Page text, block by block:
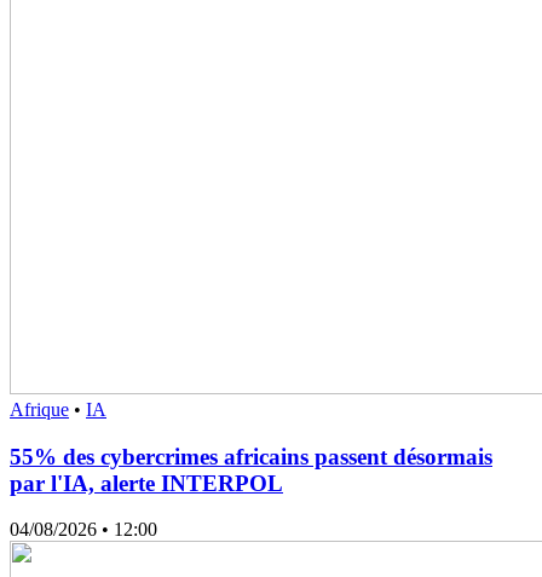
Afrique • IA
55% des cybercrimes africains passent désormais
par l'IA, alerte INTERPOL
04/08/2026 • 12:00